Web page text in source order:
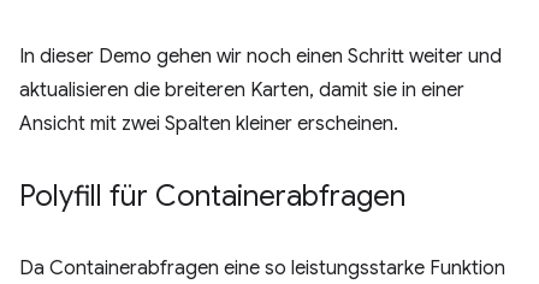
In dieser Demo gehen wir noch einen Schritt weiter und
aktualisieren die breiteren Karten, damit sie in einer
Ansicht mit zwei Spalten kleiner erscheinen.
Polyfill für Containerabfragen
Da Containerabfragen eine so leistungsstarke Funktion